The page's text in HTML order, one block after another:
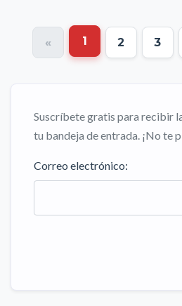
« 1 2 3
Suscríbete gratis para recibir
tu bandeja de entrada. ¡No te
Correo electrónico: